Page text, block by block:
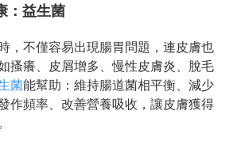
：益生菌
，不僅容易出現腸胃問題，連皮膚也
搔癢、皮屑增多、慢性皮膚炎、脫毛
菌能幫助：維持腸道菌相平衡、減少
作頻率、改善營養吸收，讓皮膚獲得